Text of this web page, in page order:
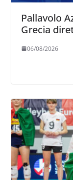
Pallavolo
Grecia
06/08/2026